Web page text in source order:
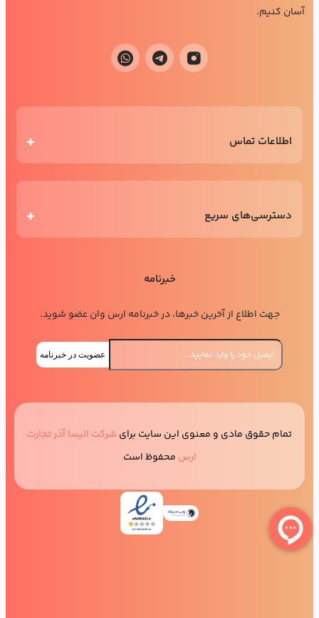
آسان کنیم.
اطلاعات تماس
دسترسی‌های سریع
خبرنامه
جهت اطلاع از آخرین خبرها، در خبرنامه ارس وان عضو شوید.
عضویت در خبرنامه
تمام حقوق مادی و معنوی این سایت برای شرکت الیسا آذر تجارت
ارس محفوظ است